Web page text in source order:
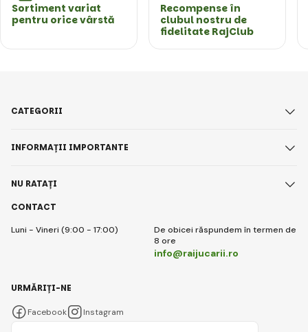
Sortiment variat
pentru orice vârstă
Recompense în
clubul nostru de
fidelitate RajClub
CONTACT
Luni - Vineri (9:00 - 17:00)
De obicei răspundem în termen de
8 ore
info@raijucarii.ro
CATEGORII
INFORMAȚII IMPORTANTE
NU RATAȚI
URMĂRIȚI-NE
Facebook Instagram